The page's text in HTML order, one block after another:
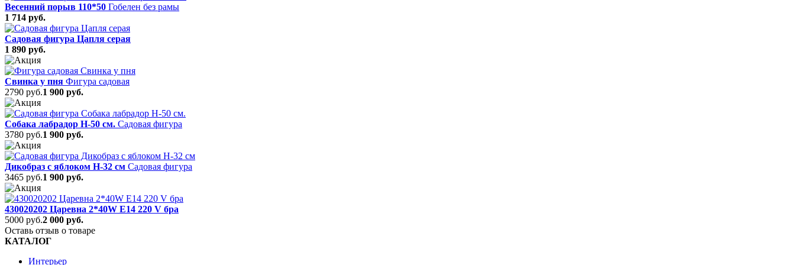
Весенний порыв 110*50 Гобелен без рамы
1 714 руб.
Садовая фигура Цапля серая
1 890 руб.
Свинка у пня Фигура садовая
2790 руб.1 900 руб.
Собака лабрадор Н-50 см. Садовая фигура
3780 руб.1 900 руб.
Дикобраз с яблоком H-32 см Садовая фигура
3465 руб.1 900 руб.
430020202 Царевна 2*40W E14 220 V бра
5000 руб.2 000 руб.
Оставь отзыв о товаре
КАТАЛОГ
Интерьер